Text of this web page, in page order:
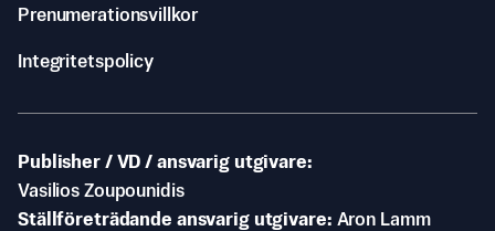
Prenumerationsvillkor
Integritetspolicy
Publisher / VD / ansvarig utgivare
Vasilios Zoupounidis
Ställföreträdande ansvarig utgivare Aron Lamm